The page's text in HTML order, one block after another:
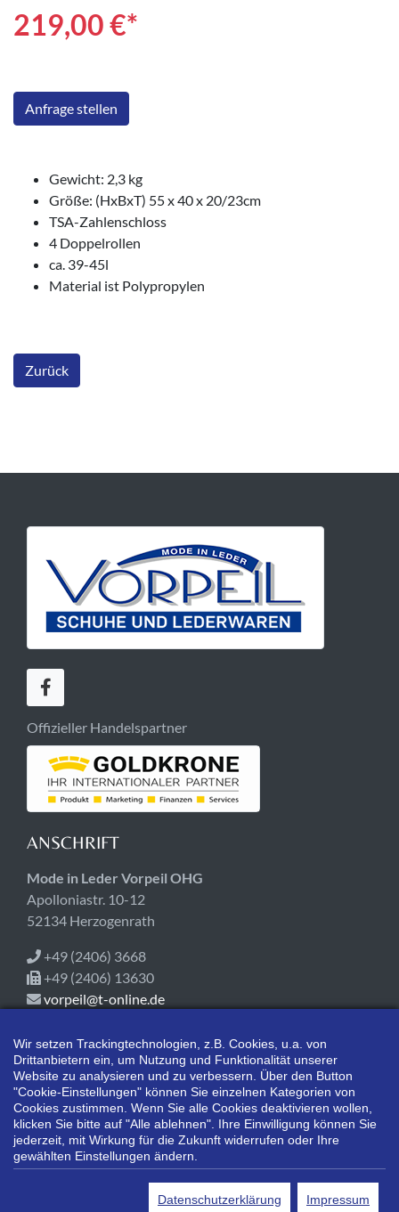
219,00€*
Anfrage stellen
Gewicht: 2,3 kg
Größe: (HxBxT) 55 x 40 x 20/23cm
TSA-Zahlenschloss
4 Doppelrollen
ca. 39-45l
Material ist Polypropylen
Zurück
Offizieller Handelspartner
ANSCHRIFT
Mode in Leder Vorpeil OHG
Apolloniastr. 10-12
52134 Herzogenrath
+49 (2406) 3668
+49 (2406) 13630
vorpeil@t-online.de
ÖFFNUNGSZEITEN
Jetzt geöffnet!
Mo-Fr 09:00-18:00
Sa 10:00-14:00
Bei Preisen, die mit "UVP" gekennzeichnet sind, handelt es sich um
Wir setzen Trackingtechnologien, z.B. Cookies, u.a. von
Drittanbietern ein, um Nutzung und Funktionalität unserer
Website zu analysieren und zu verbessern. Über den Button
"Cookie-Einstellungen" können Sie einzelnen Kategorien von
Cookies zustimmen. Wenn Sie alle Cookies deaktivieren wollen,
klicken Sie bitte auf "Alle ablehnen". Ihre Einwilligung können Sie
jederzeit, mit Wirkung für die Zukunft widerrufen oder Ihre
gewählten Einstellungen ändern.
Datenschutzerklärung Impressum